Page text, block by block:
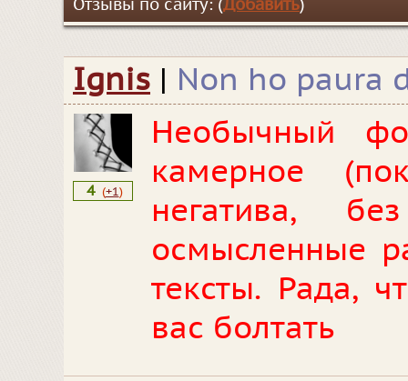
Отзывы по сайту: (Добавить)
Ignis | Non ho paura
4 (+1)
Необычный
камерное
негатива,
осмысленные
тексты. Рада,
вас болтать